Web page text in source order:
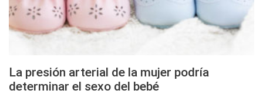
La presión arterial de la mujer podría
determinar el sexo del bebé